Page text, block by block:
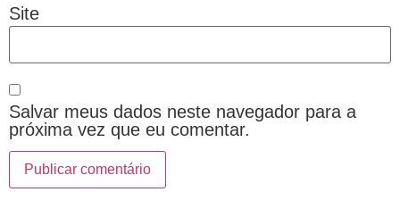
Site
Salvar meus dados neste navegador para a
próxima vez que eu comentar.